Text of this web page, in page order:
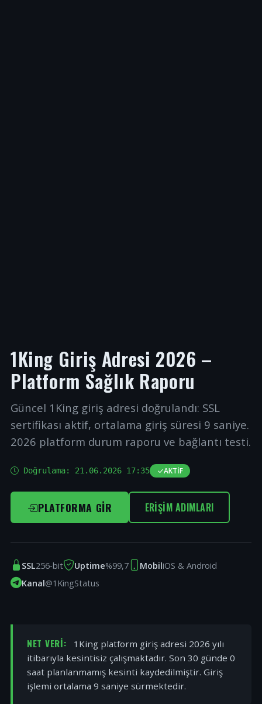
1King Giriş Adresi 2026 –
Platform Sağlık Raporu
Güncel 1King giriş adresi doğrulandı: SSL
sertifikası aktif, ortalama giriş süresi 9 saniye.
2026 platform durum raporu ve bağlantı testi.
Doğrulama: 21.06.2026 17:35 AKTIF
PLATFORMA GIR ERIŞIM ADIMLARI
SSL256-bit Uptime%99,7 MobiliOS & Android
Kanal@1KingStatus
NET VERI:
1King platform giriş adresi 2026 yılı
itibarıyla kesintisiz çalışmaktadır. Son 30 günde 0
saat planlanmamış kesinti kaydedilmiştir. Giriş
işlemi ortalama 9 saniye sürmektedir.